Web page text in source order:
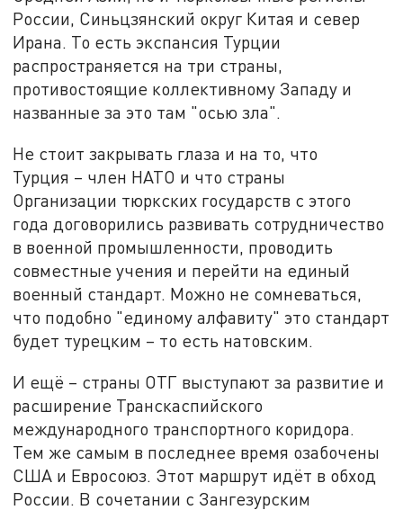
России, Синьцзянский округ Китая и север
Ирана. То есть экспансия Турции
распространяется на три страны,
противостоящие коллективному Западу и
названные за это там "осью зла".
Не стоит закрывать глаза и на то, что
Турция – член НАТО и что страны
Организации тюркских государств с этого
года договорились развивать сотрудничество
в военной промышленности, проводить
совместные учения и перейти на единый
военный стандарт. Можно не сомневаться,
что подобно "единому алфавиту" это стандарт
будет турецким – то есть натовским.
И ещё – страны ОТГ выступают за развитие и
расширение Транскаспийского
международного транспортного коридора.
Тем же самым в последнее время озабочены
США и Евросоюз. Этот маршрут идёт в обход
России. В сочетании с Зангезурским